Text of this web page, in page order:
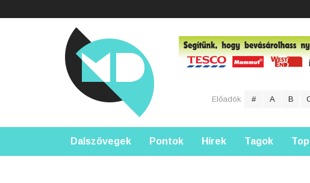
Előadók # A B
Dalszövegek Pontok Hírek Tagok